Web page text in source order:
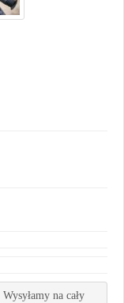
Wysyłamy na cały